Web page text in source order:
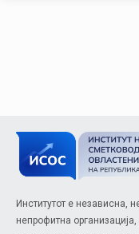
Институтот е независна,
непрофитна